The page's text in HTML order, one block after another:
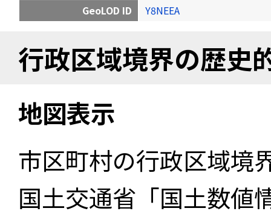
GeoLOD ID
Y8NEEA
行政区域境界の歴史
地図表示
市区町村の行政区域境
国土交通省「国土数値